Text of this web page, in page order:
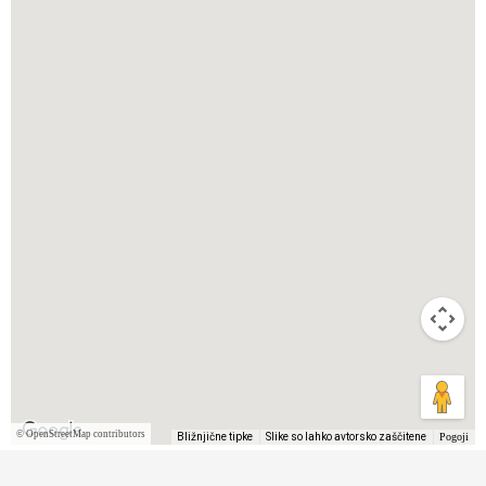
Bližnjične tipke Slike so lahko avtorsko zaščitene Pogoji
©OpenStreetMap contributors